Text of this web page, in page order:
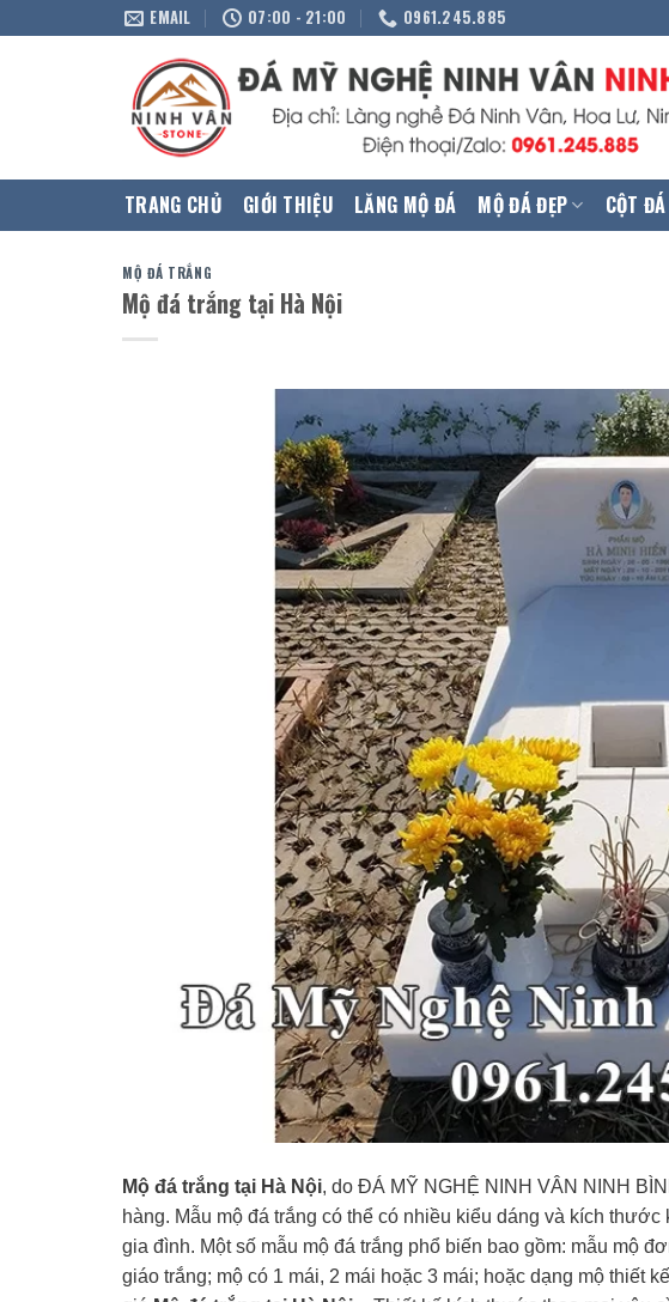
EMAIL 07:00 - 21:00 0961.245.885
TRANG CHỦ GIỚI THIỆU LĂNG MỘ ĐÁ MỘ ĐÁ ĐẸP CỘT ĐÁ
MỘ ĐÁ TRẮNG
Mộ đá trắng tại Hà Nội
Mộ đá trắng tại Hà Nội, do ĐÁ MỸ NGHỆ NINH VÂN NINH
hàng. Mẫu mộ đá trắng có thể có nhiều kiểu dáng và kích
gia đình. Một số mẫu mộ đá trắng phổ biến bao gồm: mẫu mộ
giáo trắng; mộ có 1 mái, 2 mái hoặc 3 mái; hoặc dạng mộ thiết